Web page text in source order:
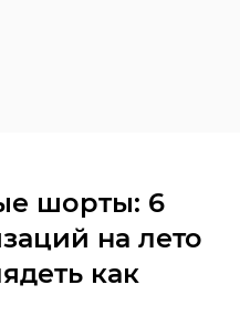
шорты: 6
на лето
как